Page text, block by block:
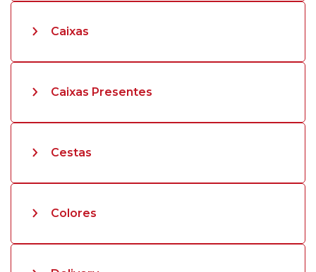
Caixas
Caixas Presentes
Cestas
Colores